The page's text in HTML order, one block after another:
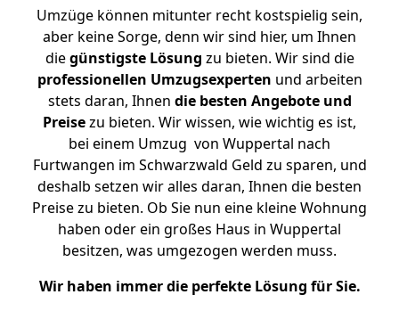
Umzüge können mitunter recht kostspielig sein,
aber keine Sorge, denn wir sind hier, um Ihnen
diegünstigste Lösung zu bieten. Wir sind die
professionellen Umzugsexperten und arbeiten
stets daran, Ihnen die besten Angebote und
Preisezu bieten. Wir wissen, wie wichtig es ist,
bei einem Umzug von Wuppertal nach
Furtwangen im Schwarzwald Geld zu sparen, und
deshalb setzen wir alles daran, Ihnen die besten
Preise zu bieten. Ob Sie nun eine kleine Wohnung
haben oder ein großes Haus in Wuppertal
besitzen, was umgezogen werden muss.
Wir haben immer die perfekte Lösung für Sie.